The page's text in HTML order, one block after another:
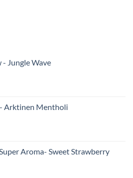
- Jungle Wave
Arktinen Mentholi
Aroma- Sweet Strawberry